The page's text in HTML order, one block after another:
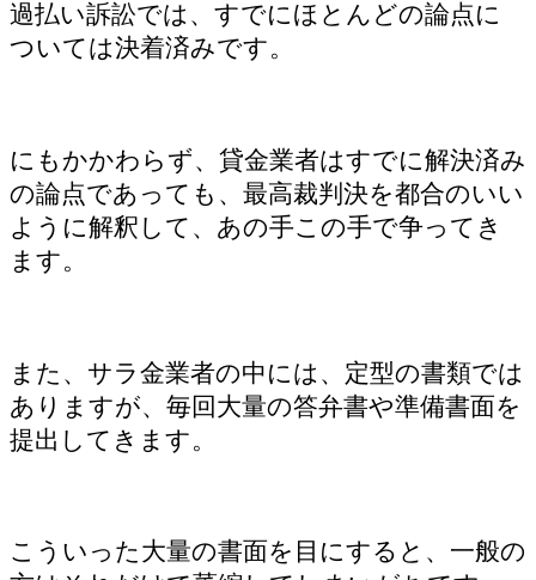
過払い訴訟では、すでにほとんどの論点に
ついては決着済みです。
にもかかわらず、貸金業者はすでに解決済み
の論点であっても、最高裁判決を都合のいい
ように解釈して、あの手この手で争ってき
ます。
また、サラ金業者の中には、定型の書類では
ありますが、毎回大量の答弁書や準備書面を
提出してきます。
こういった大量の書面を目にすると、一般の